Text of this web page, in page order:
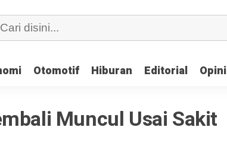
Otomotif Hiburan Editorial Opini
Otomotif Hiburan Editorial Opini
Muncul Usai Sakit